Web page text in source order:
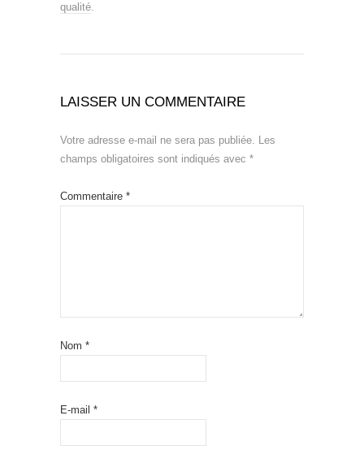
qualité.
LAISSER UN COMMENTAIRE
Votre adresse e-mail ne sera pas publiée. Les
champs obligatoires sont indiqués avec *
Commentaire *
Nom *
E-mail *